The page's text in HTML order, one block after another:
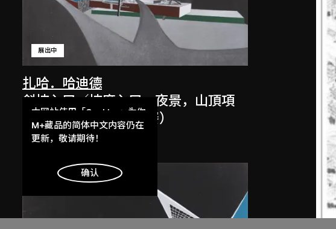
扎哈．哈迪德
展出中
斜坡入口／坡度入口，夜景，山頂項
目，香港（1983年競賽）
1983/2012
本网站使用「Cookies」为你
提供最好的网站体验。
了解更多
明白
M+藏品的简体中文内容仍在
更新，敬请期待！
确认